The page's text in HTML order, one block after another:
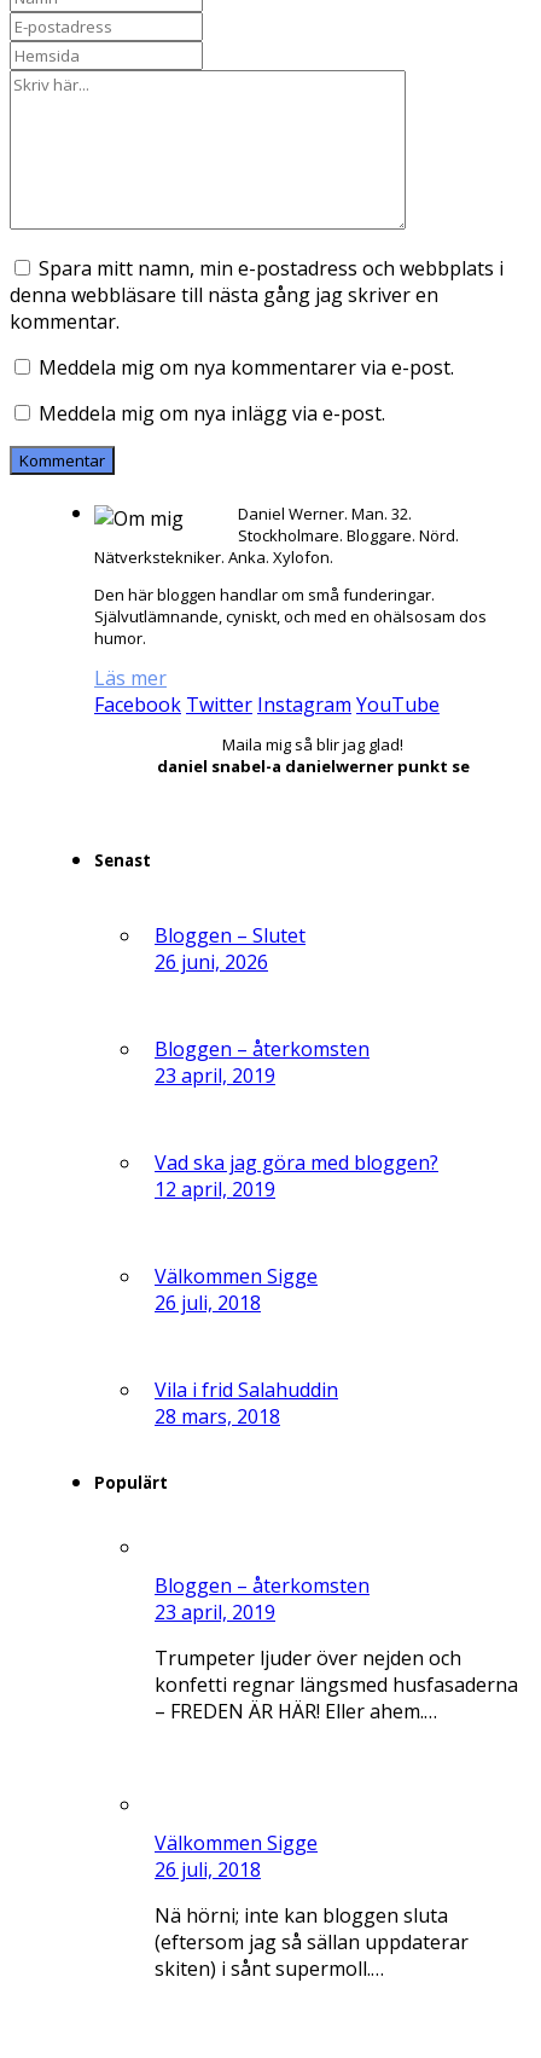
Spara mitt namn, min e-postadress och webbplats i
denna webbläsare till nästa gång jag skriver en
kommentar.
Meddela mig om nya kommentarer via e-post.
Meddela mig om nya inlägg via e-post.
Daniel Werner. Man. 32.
Stockholmare. Bloggare. Nörd.
Nätverkstekniker. Anka. Xylofon.
Den här bloggen handlar om små funderingar.
Självutlämnande, cyniskt, och med en ohälsosam dos
humor.
Läs mer
Facebook Twitter Instagram YouTube
Maila mig så blir jag glad!
daniel snabel-a danielwerner punkt se
Senast
Bloggen – Slutet
26 juni, 2026
Bloggen – återkomsten
23 april, 2019
Vad ska jag göra med bloggen?
12 april, 2019
Välkommen Sigge
26 juli, 2018
Vila i frid Salahuddin
28 mars, 2018
Populärt
Bloggen – återkomsten
23 april, 2019
Trumpeter ljuder över nejden och
konfetti regnar längsmed husfasaderna
– FREDEN ÄR HÄR! Eller ahem.…
Välkommen Sigge
26 juli, 2018
Nä hörni; inte kan bloggen sluta
(eftersom jag så sällan uppdaterar
skiten) i sånt supermoll.…